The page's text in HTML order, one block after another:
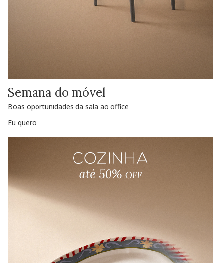
Semana do móvel
Boas oportunidades da sala ao office
Eu quero